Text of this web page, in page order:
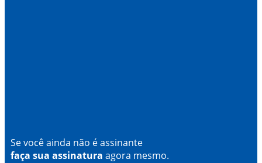
Se você ainda não é assinante
faça sua assinatura agora mesmo.